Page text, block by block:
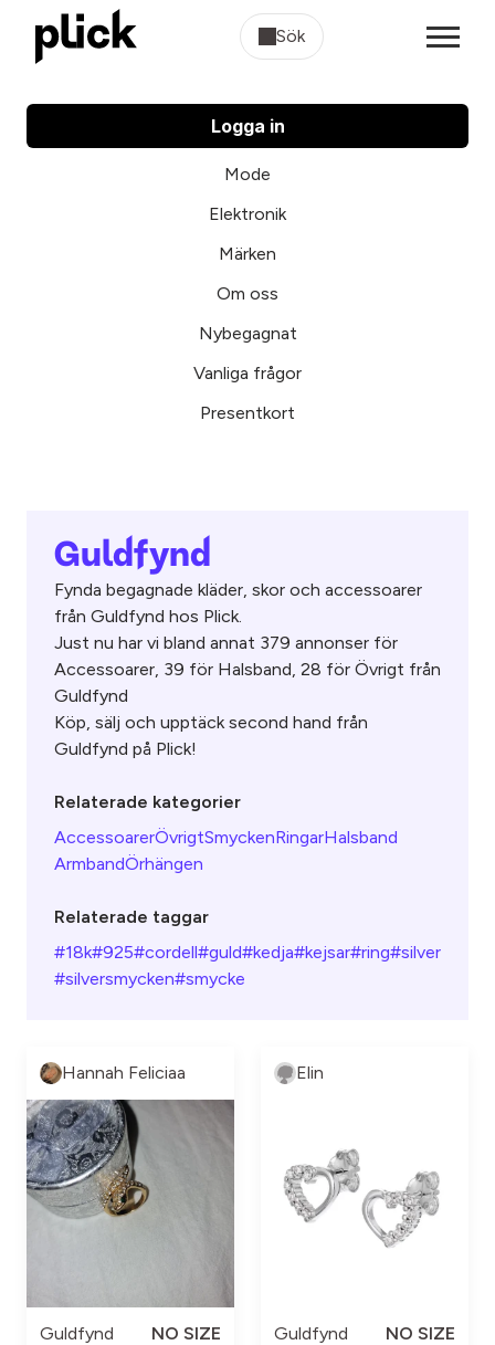
Sök
Logga in
Mode
Elektronik
Märken
Om oss
Nybegagnat
Vanliga frågor
Presentkort
Guldfynd
Fynda begagnade kläder, skor och accessoarer
från Guldfynd hos Plick.
Just nu har vi bland annat 379 annonser för
Accessoarer, 39 för Halsband, 28 för Övrigt från
Guldfynd
Köp, sälj och upptäck second hand från
Guldfynd på Plick!
Relaterade kategorier
AccessoarerÖvrigtSmyckenRingarHalsband
ArmbandÖrhängen
Relaterade taggar
#18k#925#cordell#guld#kedja#kejsar#ring#silver
#silversmycken#smycke
Hannah Feliciaa
Guldfynd
NO SIZE
Elin
Guldfynd
NO SIZE